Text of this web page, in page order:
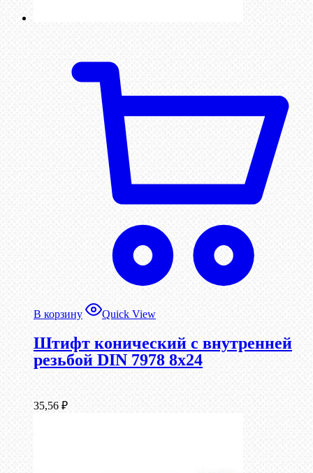
В корзину Quick View
Штифт конический с внутренней
резьбой DIN 7978 8х24
35,56 ₽